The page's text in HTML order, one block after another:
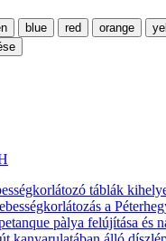
blue red orange
táblák
a
pàlya felújítása és